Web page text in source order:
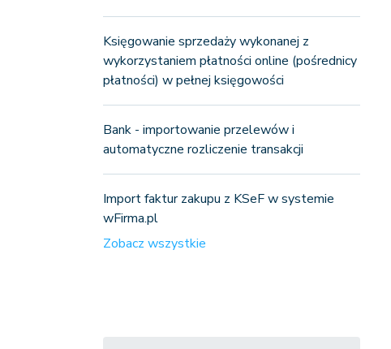
Księgowanie sprzedaży wykonanej z
wykorzystaniem płatności online (pośrednicy
płatności) w pełnej księgowości
Bank - importowanie przelewów i
automatyczne rozliczenie transakcji
Import faktur zakupu z KSeF w systemie
wFirma.pl
Zobacz wszystkie